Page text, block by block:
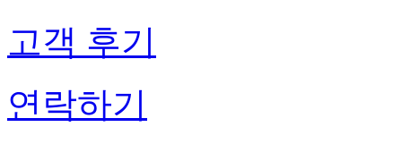
고객 후기
연락하기